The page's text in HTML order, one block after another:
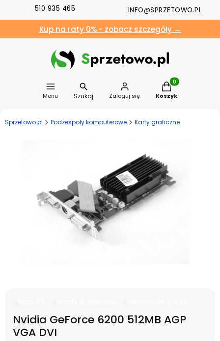
510 935 465 INFO@SPRZETOWO.PL
Kup na raty 0% - zobacz szczegóły →
Menu Szukaj Zaloguj się
Produkty w
Koszyk
Sprzetowo.pl Podzespoły komputerowe Karty graficzne
Nvidia GeForce 6200 512MB AGP
VGA DVI